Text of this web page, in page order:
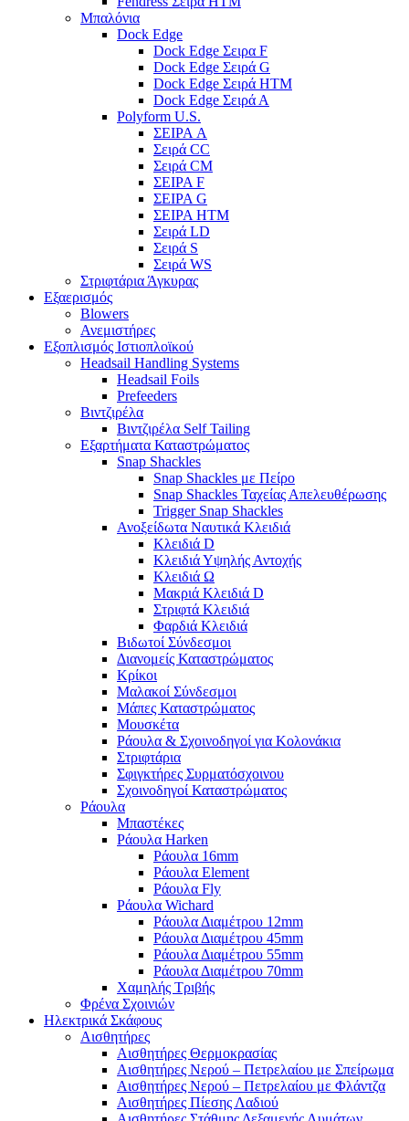
Μπαλόνια
Dock Edge
Dock Edge Σειρα F
Dock Edge Σειρά G
Dock Edge Σειρά HTM
Dock Edge Σειρά Α
Polyform U.S.
ΣΕΙΡΑ A
Σειρά CC
Σειρά CM
ΣΕΙΡΑ F
ΣΕΙΡΑ G
ΣΕΙΡΑ HTM
Σειρά LD
Σειρά S
Σειρά WS
Στριφτάρια Άγκυρας
Εξαερισμός
Blowers
Ανεμιστήρες
Εξοπλισμός Ιστιοπλοϊκού
Headsail Handling Systems
Headsail Foils
Prefeeders
Βιντζιρέλα
Βιντζιρέλα Self Tailing
Εξαρτήματα Καταστρώματος
Snap Shackles
Snap Shackles με Πείρο
Snap Shackles Ταχείας Απελευθέρωσης
Trigger Snap Shackles
Ανοξείδωτα Ναυτικά Κλειδιά
Κλειδιά D
Κλειδιά Υψηλής Αντοχής
Κλειδιά Ω
Μακριά Κλειδιά D
Στριφτά Κλειδιά
Φαρδιά Κλειδιά
Βιδωτοί Σύνδεσμοι
Διανομείς Καταστρώματος
Κρίκοι
Μαλακοί Σύνδεσμοι
Μάπες Καταστρώματος
Μουσκέτα
Ράουλα & Σχοινοδηγοί για Κολονάκια
Στριφτάρια
Σφιγκτήρες Συρματόσχοινου
Σχοινοδηγοί Καταστρώματος
Ράουλα
Μπαστέκες
Ράουλα Harken
Ράουλα 16mm
Ράουλα Element
Ράουλα Fly
Ράουλα Wichard
Ράουλα Διαμέτρου 12mm
Ράουλα Διαμέτρου 45mm
Ράουλα Διαμέτρου 55mm
Ράουλα Διαμέτρου 70mm
Χαμηλής Τριβής
Φρένα Σχοινιών
Ηλεκτρικά Σκάφους
Αισθητήρες
Αισθητήρες Θερμοκρασίας
Αισθητήρες Νερού – Πετρελαίου με Σπείρωμα
Αισθητήρες Νερού – Πετρελαίου με Φλάντζα
Αισθητήρες Πίεσης Λαδιού